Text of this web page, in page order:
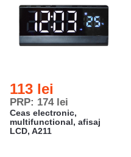
113 lei
PRP: 174 lei
Ceas electronic,
multifunctional, afisaj
LCD, A211